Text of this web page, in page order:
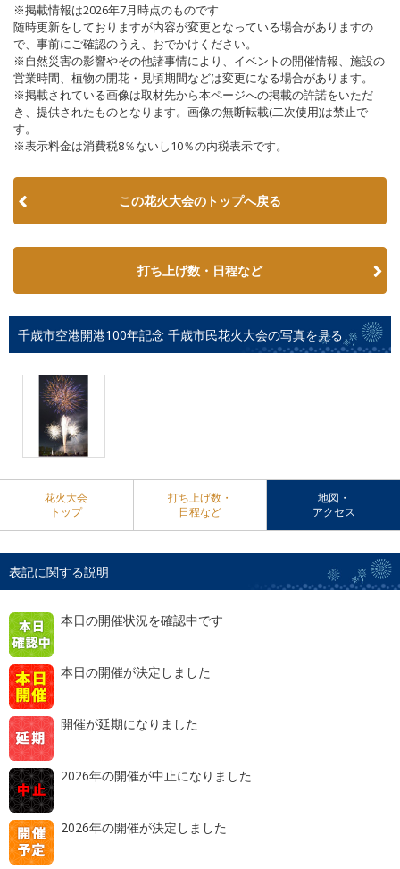
※掲載情報は2026年7月時点のものです
随時更新をしておりますが内容が変更となっている場合がありますの
で、事前にご確認のうえ、おでかけください。
※自然災害の影響やその他諸事情により、イベントの開催情報、施設の
営業時間、植物の開花・見頃期間などは変更になる場合があります。
※掲載されている画像は取材先から本ページへの掲載の許諾をいただ
き、提供されたものとなります。画像の無断転載(二次使用)は禁止で
す。
※表示料金は消費税8％ないし10％の内税表示です。
この花火大会のトップへ戻る
打ち上げ数・日程など
千歳市空港開港100年記念 千歳市民花火大会の写真を見る
花火大会
トップ
打ち上げ数・
日程など
地図・
アクセス
表記に関する説明
本日の開催状況を確認中です
本日の開催が決定しました
開催が延期になりました
2026年の開催が中止になりました
2026年の開催が決定しました